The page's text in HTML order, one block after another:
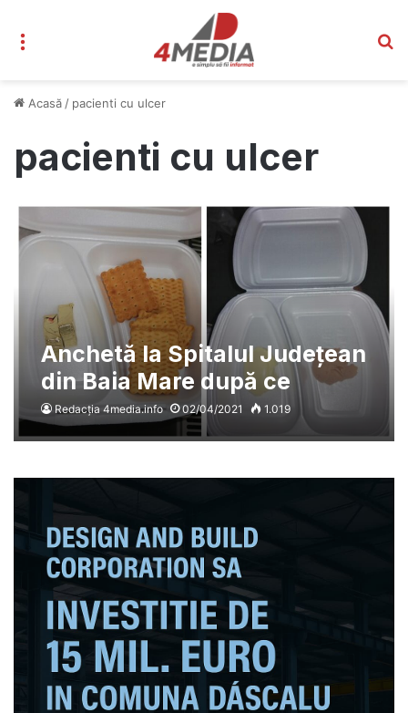
Acasă / pacienti cu ulcer
pacienti cu ulcer
Anchetă la Spitalul Județean
din Baia Mare după ce
bolnavii de cancer erau
hrăniți cu 8 lei/zi, iar
Redacția 4media.info 02/04/2021 1.019